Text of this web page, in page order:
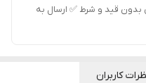
قید و شرط ✅ ارسال به
کاربران